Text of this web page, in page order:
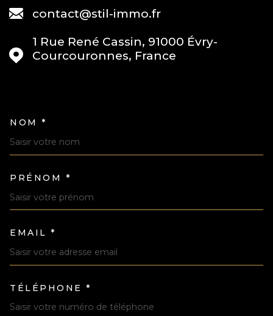
contact@stil-immo.fr
1 Rue René Cassin, 91000 Évry-
Courcouronnes, France
NOM *
PRÉNOM *
EMAIL *
TÉLÉPHONE *